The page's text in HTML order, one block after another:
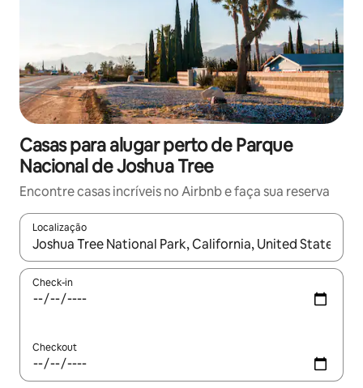
Casas para alugar perto de Parque
Nacional de Joshua Tree
Encontre casas incríveis no Airbnb e faça sua reserva
Localização
Quando os resultados estiverem disponíveis, explore-os
Check-in
Checkout